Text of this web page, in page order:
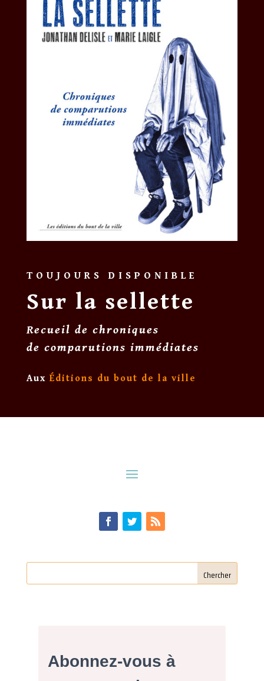
TOUJOURS DISPONIBLE
Sur la sellette
Recueil de chroniques
de comparutions immédiates
Aux Éditions du bout de la ville